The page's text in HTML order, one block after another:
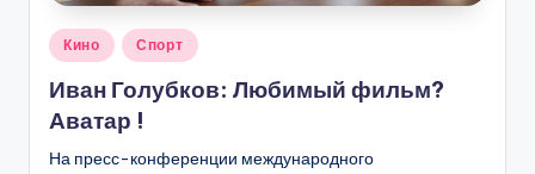
Опубликовано
Кино Спорт
Иван Голубков: Любимый фильм?
Аватар !
На пресс-конференции международного